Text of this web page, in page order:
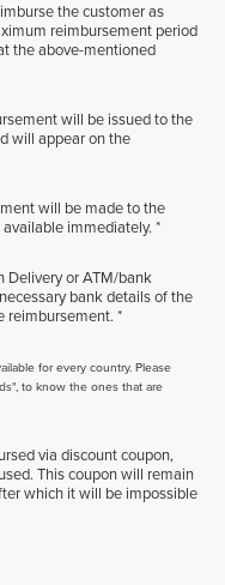
the customer as
reimbursement period
the above-mentioned
will be issued to the
will appear on the
will be made to the
immediately. *
Delivery or ATM/bank
bank details of the
reimbursement. *
for every country. Please
to know the ones that are
via discount coupon,
This coupon will remain
which it will be impossible